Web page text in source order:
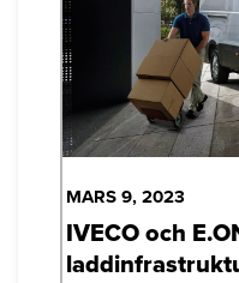
MARS 9, 2023
IVECO och